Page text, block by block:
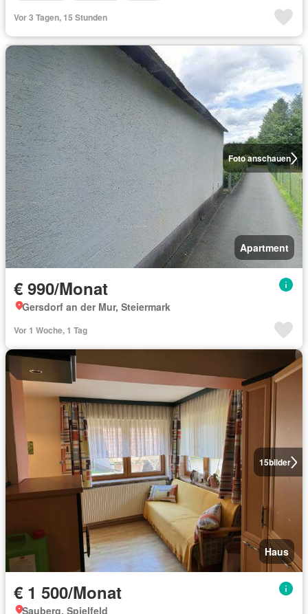
Vor 3 Tagen, 15 Stunden
Foto anschauen
Apartment
€ 990/Monat
Gersdorf an der Mur, Steiermark
Vor 1 Woche, 1 Tag
15bilder
Haus
€ 1 500/Monat
Sauberg, Spielfeld